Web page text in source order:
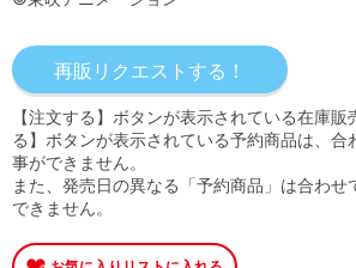
【注文する】ボタンが表示されている在庫
る】ボタンが表示されている予約商品は、合
事ができません。
また、発売日の異なる「予約商品」は合わせ
できません。